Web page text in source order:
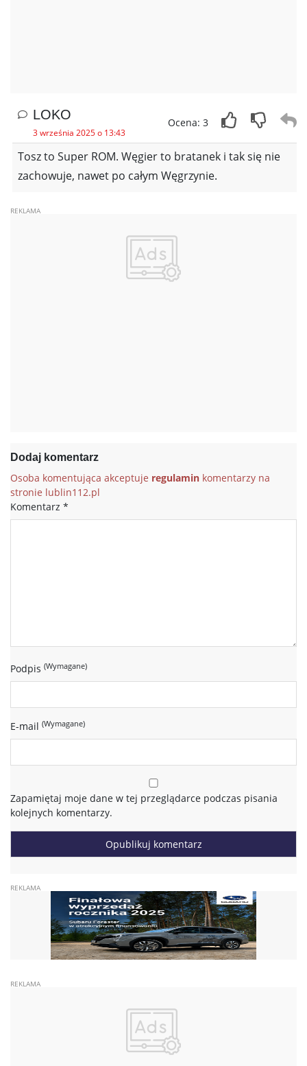
LOKO
3 września 2025 o 13:43
Ocena: 3
Tosz to Super ROM. Węgier to bratanek i tak się nie
zachowuje, nawet po całym Węgrzynie.
Dodaj komentarz
Osoba komentująca akceptuje regulamin komentarzy na
stronie lublin112.pl
Komentarz *
Podpis (Wymagane)
E-mail (Wymagane)
Zapamiętaj moje dane w tej przeglądarce podczas pisania
kolejnych komentarzy.